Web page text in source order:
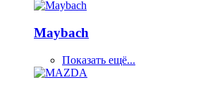
Maybach
Показать ещё...